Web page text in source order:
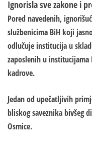
Ignorisla sve zakone i
Pored navedenih,
službenicima BiH koji
odlučuje institucija u
zaposlenih u
kadrove.
Jedan od upečatljivih
bliskog saveznika bivšeg
Osmice.